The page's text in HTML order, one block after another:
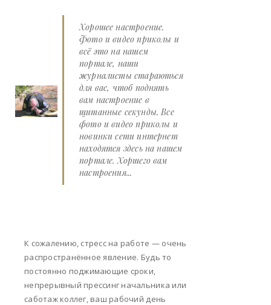
Хорошее настроение.
Фото и видео приколы и
всё это на нашем
портале, наши
журналисты стараються
для вас, чтоб поднять
вам настроение в
щитанные секунды. Все
фото и видео приколы и
новинки сети интернет
находятся здесь на нашем
портале. Хоршего вам
настроения...
К сожалению, стресс на работе — очень
распространённое явление. Будь то
постоянно поджимающие сроки,
непрерывный прессинг начальника или
саботаж коллег, ваш рабочий день